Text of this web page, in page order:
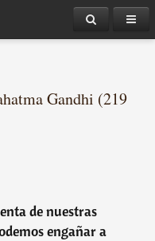
Gandhi (219
de nuestras
engañar a